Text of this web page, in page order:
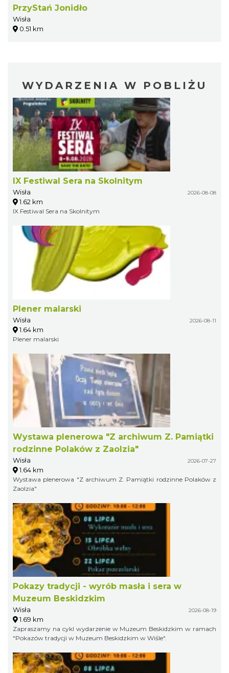
PrzyStań Jonidło
Wisła
0.51 km
WYDARZENIA W POBLIŻU
IX Festiwal Sera na Skolnitym
Wisła 2026-08-08
1.62 km
IX Festiwal Sera na Skolnitym
Plener malarski
Wisła 2026-08-11
1.64 km
Plener malarski
Wystawa plenerowa "Z archiwum Z. Pamiątki
rodzinne Polaków z Zaolzia"
Wisła 2026-07-27
1.64 km
Wystawa plenerowa "Z archiwum Z. Pamiątki rodzinne Polaków z
Zaolzia"
Pokazy tradycji - wyrób masła i sera w
Muzeum Beskidzkim
Wisła 2026-08-19
1.69 km
Zapraszamy na cykl wydarzenie w Muzeum Beskidzkim w ramach
"Pokazów tradycji w Muzeum Beskidzkim w Wiśle".